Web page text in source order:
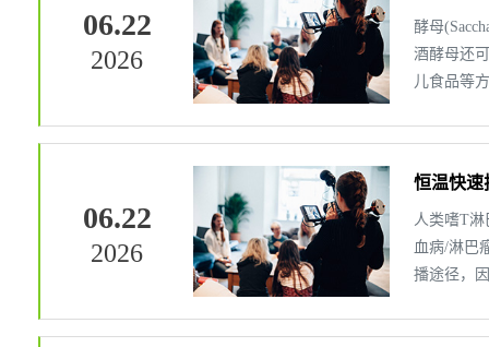
06.22
2026
酵母
酒酵母还
儿食品等
06.22
2026
恒温快速
人类嗜T
血病/淋巴
播途径，